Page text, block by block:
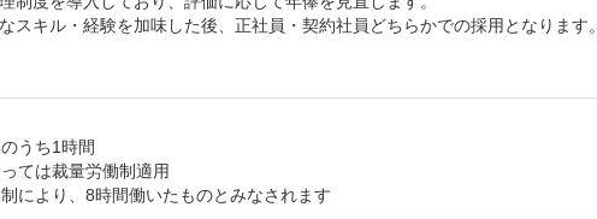
スキル・経験を加味した後、正社員・契約社員どちらかでの採用となります。
うち1時間
ては裁量労働制適用
により、8時間働いたものとみなされます